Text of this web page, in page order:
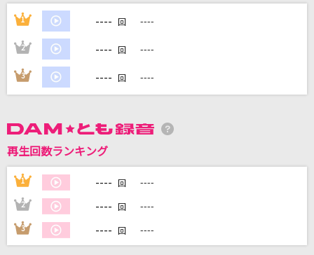
もっと見る
DAMの新曲・ランキングなど
カラオケをもっと楽しもう！
自宅でカラオケ歌い放題！
1 ---- 回 ----
2 ---- 回 ----
3 ---- 回 ----
再生回数ランキング
1 ---- 回 ----
2 ---- 回 ----
3 ---- 回 ----